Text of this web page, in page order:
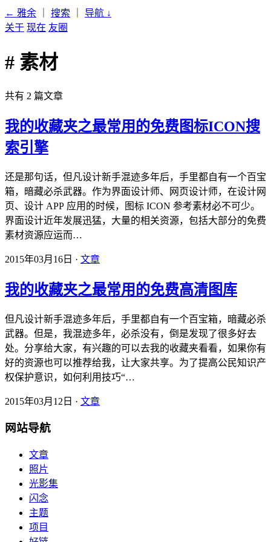
← 雅余 搜索 导航 ↓
关于 现在 友圈
# 素材
共有 2 篇文章
我的收藏夹之最常用的免费图标ICON搜
索引擎
还是那句话，但凡设计新手混迹多年后，手里都自有一个百宝
箱，暗藏必杀武器。作为界面设计师、网页设计师，在设计网
页、设计 APP 应用的时候，图标 ICON 参考素材必不可少。
界面设计近年发展迅猛，大量的相关资源，包括大部分的免费
素材资源应运而…
2015年03月16日 · 文章
我的收藏夹之最常用的免费高清图库
但凡设计新手混迹多年后，手里都自有一个百宝箱，暗藏必杀
武器。但是，我混迹多年，必杀没有，倒是发现了很多好去
处。分享给大家，有兴趣的可以去我的收藏夹看看，如果你有
好的资源也可以推荐给我，让大家共享。为了提高公民知识产
权保护意识，如何利用技巧“…
2015年03月12日 · 文章
网站导航
文章
照片
光影集
闪念
主题
项目